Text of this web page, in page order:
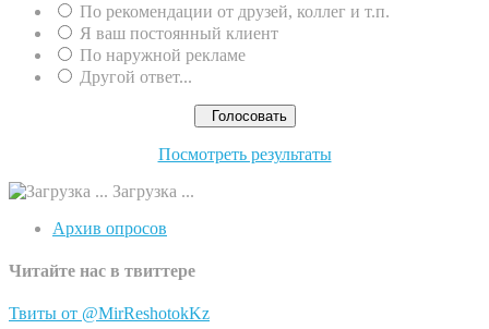
По рекомендации от друзей, коллег и т.п.
Я ваш постоянный клиент
По наружной рекламе
Другой ответ...
Посмотреть результаты
Загрузка ...
Архив опросов
Читайте нас в твиттере
Твиты от @MirReshotokKz